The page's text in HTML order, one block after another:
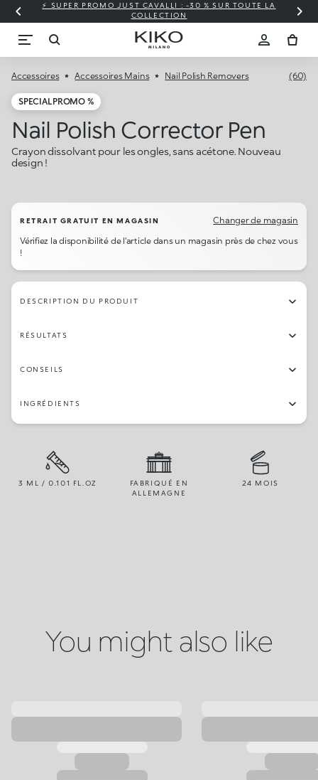
⚡ SUPER PROMO JUST CAVALLI : -30 % SUR TOUTE LA
COLLECTION
Accessoires Accessoires Mains Nail Polish Removers (60)
SPECIAL PROMO %
Nail Polish Corrector Pen
Crayon dissolvant pour les ongles, sans acétone. Nouveau
design !
RETRAIT GRATUIT EN MAGASIN
Changer de magasin
Vérifiez la disponibilité de l'article dans un magasin près de chez vous
!
DESCRIPTION DU PRODUIT
RÉSULTATS
CONSEILS
INGRÉDIENTS
3 ML / 0.101 FL.OZ
FABRIQUÉ EN
ALLEMAGNE
24 MOIS
You might also like